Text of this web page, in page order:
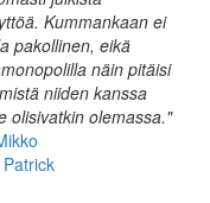
Kummankaan ei
pakollinen, eikä
näin pitäisi
niiden kanssa
olisivatkin olemassa."